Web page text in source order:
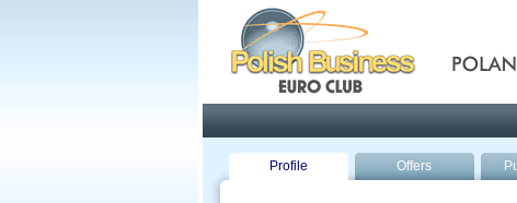
Profile Offers